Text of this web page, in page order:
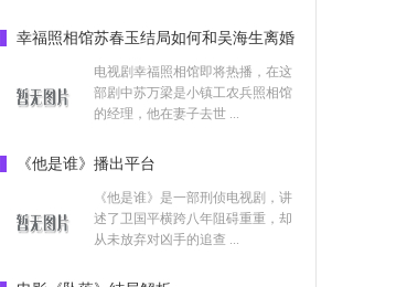
幸福照相馆苏春玉结局如何和吴海生离婚
电视剧幸福照相馆即将热播，在这
部剧中苏万梁是小镇工农兵照相馆
的经理，他在妻子去世 ...
《他是谁》播出平台
《他是谁》是一部刑侦电视剧，讲
述了卫国平横跨八年阻碍重重，却
从未放弃对凶手的追查 ...